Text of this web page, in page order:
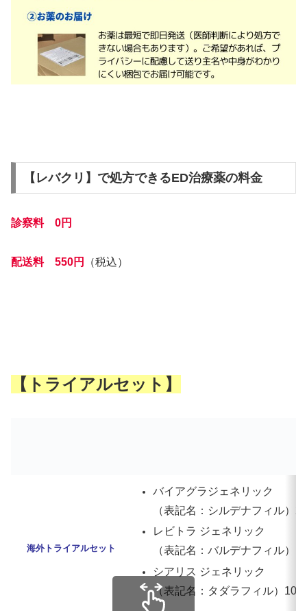
【レバクリ】で処方できるED治療薬の料金
診察料 0円
配送料 550円 （税込）
【トライアルセット】
海外トライアルセット
バイアグラジェネリック
（表記名：シルデナフィル）
レビトラ ジェネリック
（表記名：バルデナフィル）
シアリス ジェネリック
（表記名：タダラフィル）